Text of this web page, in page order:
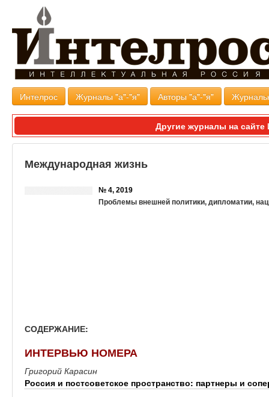
Интелрос Журналы "а"-"я" Авторы "а"-"я"
Другие журналы на
Международная жизнь
№ 4, 2019
Проблемы внешней политики, дипломатии,
СОДЕРЖАНИЕ:
ИНТЕРВЬЮ НОМЕРА
Григорий Карасин
Россия и постсоветское пространство: партнеры и